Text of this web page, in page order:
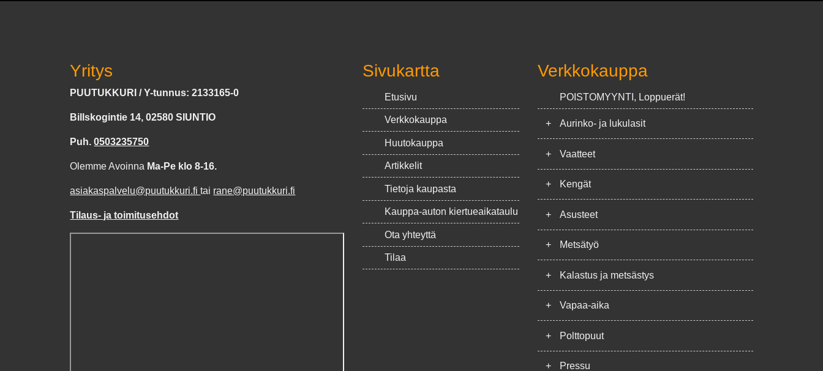
Yritys
PUUTUKKURI / Y-tunnus: 2133165-0
Billskogintie 14, 02580 SIUNTIO
Puh.0503235750
Olemme Avoinna Ma-Pe klo 8-16.
asiakaspalvelu@puutukkuri.fitai rane@puutukkuri.fi
Tilaus- ja toimitusehdot
Sivukartta
Etusivu
Verkkokauppa
Huutokauppa
Artikkelit
Tietoja kaupasta
Kauppa-auton kiertueaikataulu
Ota yhteyttä
Tilaa
Verkkokauppa
POISTOMYYNTI, Loppuerät!
+ Aurinko- ja lukulasit
+ Vaatteet
+ Kengät
+ Asusteet
+ Metsätyö
+ Kalastus ja metsästys
+ Vapaa-aika
+ Polttopuut
+ Pressu